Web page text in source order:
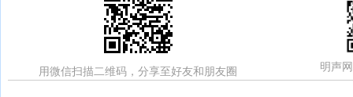
用微信扫描二维码，分享至好友和朋友圈 明声